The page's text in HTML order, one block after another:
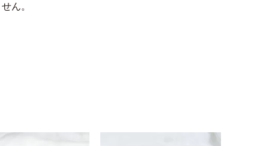
ん。